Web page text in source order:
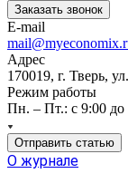
Заказать звонок
E-mail
Адрес
170019, г. Тверь,
Режим работы
Пн. – Пт.: с 9:00 до
Отправить статью
О журнале